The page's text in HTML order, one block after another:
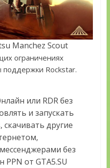
Manchez Scout
ограничениях
поддержки Rockstar.
или RDR без
и запускать
скачивать другие
без
от GTA5.SU